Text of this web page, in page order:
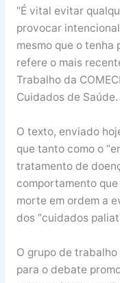
“É vital evitar
provocar
mesmo que o tenha
refere o mais
Trabalho da
Cuidados de Saúde.
O texto, enviado
que tanto como o
tratamento de
comportamento
morte em ordem a
dos “cuidados
O grupo de
para o debate